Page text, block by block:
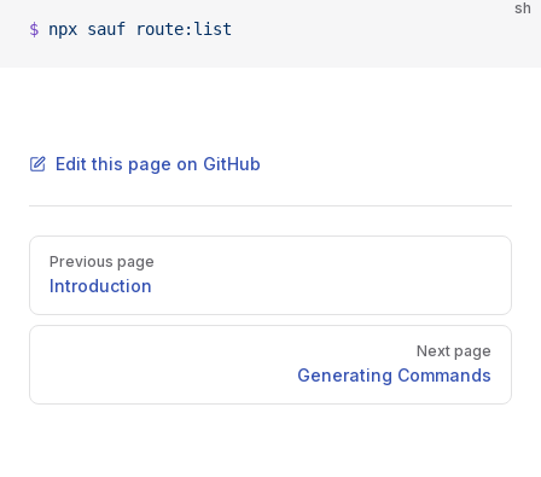
sh
$ npx sauf route:list
Edit this page on GitHub
Pager
Previous page
Introduction
Next page
Generating Commands